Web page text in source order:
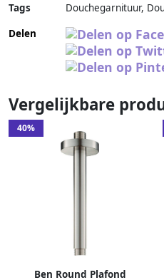
Tags
Douchegarnituur,
Delen
Vergelijkbare
40%
Ben Round Plafond